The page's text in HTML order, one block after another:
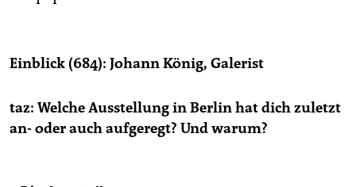
Einblick (684): Johann König, Galerist
taz: Welche Ausstellung in Berlin hat dich zuletzt
an- oder auch aufgeregt? Und warum?